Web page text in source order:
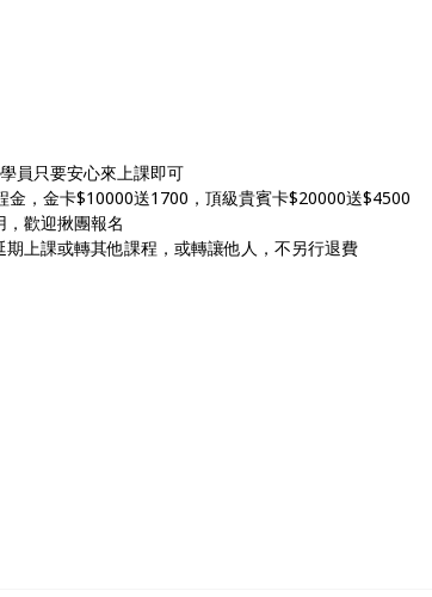
員只要安心來上課即可
，金卡$10000送1700，頂級貴賓卡$20000送$4500
歡迎揪團報名
上課或轉其他課程，或轉讓他人，不另行退費